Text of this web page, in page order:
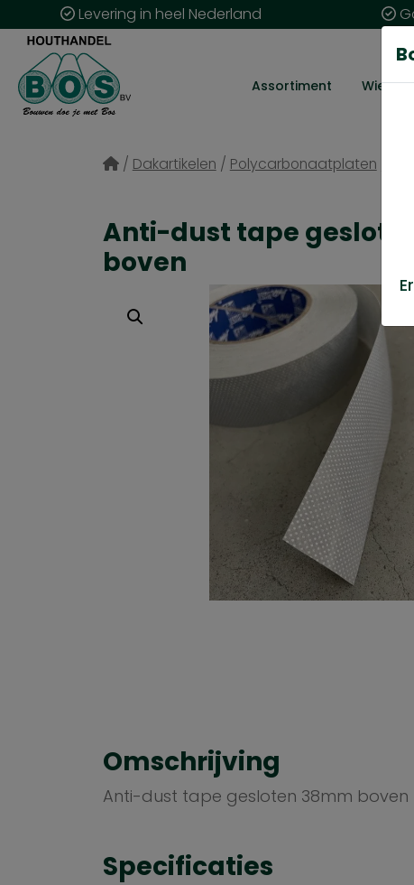
Levering in heel Nederland
Assortiment Wie zijn
/ Dakartikelen / Polycarbonaatplaten
Anti-dust tape
boven
Omschrijving
Anti-dust tape gesloten 38mm boven
Specificaties